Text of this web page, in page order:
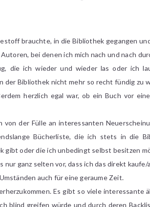
brauchte, in die Bibliothek gegangen
bei denen ich mich nach und nach
die ich wieder und wieder las oder ich
Bibliothek nicht mehr so recht fündig zu
herzlich egal war, ob ein Buch vor
der Fülle an interessanten
Bücherliste, die ich stets in die
oder die ich unbedingt selbst besitzen
nur ganz selten vor, dass ich das direkt
auch für eine geraume Zeit.
Es gibt so viele interessante
blind greifen würde und durch deren